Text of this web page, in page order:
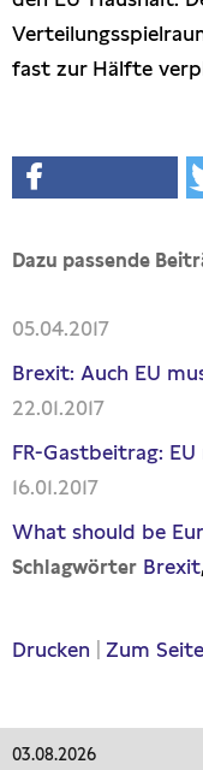
fast zur Hälfte
Dazu passende
05.04.2017
Brexit: Auch EU
22.01.2017
FR-Gastbeitrag:
16.01.2017
What should be
Schlagwörter Brexit
Drucken Zum
03.08.2026